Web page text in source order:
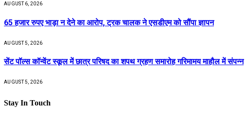
AUGUST 6, 2026
65 हजार रुपए भाड़ा न देने का आरोप, ट्रक चालक ने एसडीएम को सौंपा ज्ञापन
AUGUST 5, 2026
सेंट पॉल्स कॉन्वेंट स्कूल में छात्र परिषद का शपथ ग्रहण समारोह गरिमामय माहौल में संपन्न
AUGUST 5, 2026
Stay In Touch